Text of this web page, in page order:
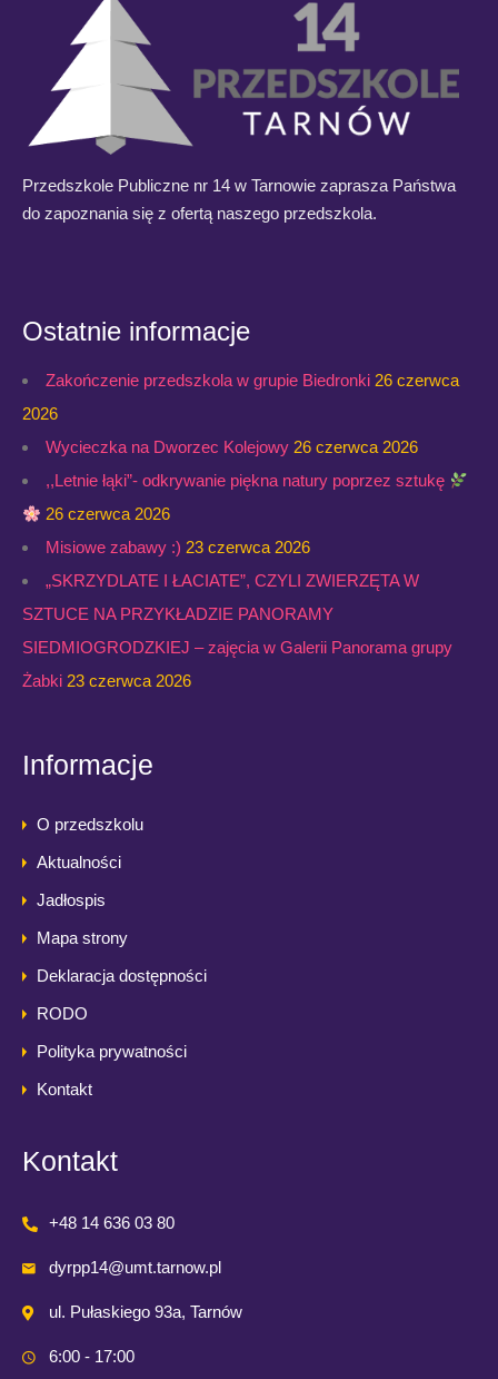
Przedszkole Publiczne nr 14 w Tarnowie zaprasza Państwa
do zapoznania się z ofertą naszego przedszkola.
Ostatnie informacje
Zakończenie przedszkola w grupie Biedronki 26 czerwca
2026
Wycieczka na Dworzec Kolejowy 26 czerwca 2026
,,Letnie łąki”- odkrywanie piękna natury poprzez sztukę
26 czerwca 2026
Misiowe zabawy :) 23 czerwca 2026
„SKRZYDLATE I ŁACIATE”, CZYLI ZWIERZĘTA W
SZTUCE NA PRZYKŁADZIE PANORAMY
SIEDMIOGRODZKIEJ – zajęcia w Galerii Panorama grupy
Żabki 23 czerwca 2026
Informacje
O przedszkolu
Aktualności
Jadłospis
Mapa strony
Deklaracja dostępności
RODO
Polityka prywatności
Kontakt
Kontakt
+48 14 636 03 80
dyrpp14@umt.tarnow.pl
ul. Pułaskiego 93a, Tarnów
6:00 - 17:00